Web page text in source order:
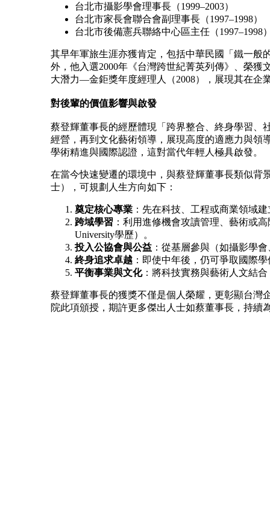
台北市攝影學會理事長（1999–2003）
台北市家長會聯合會副理事長（1997–1998）
台北市後備憲兵聯絡中心區主任（1997–1998
其早年軍旅生涯亦獲肯定，包括中華民國「鐵一般
外，他入選2000年《台灣跨世紀菁英列傳》、榮獲
大潛力—金鉅獎年度經理人（2008），展現其在企
對後輩的價值影響與啟發
蔡登輝董事長的經歷體現「跨界整合、終身學習、
經營，再到文化藝術領導，展現高度的適應力與領
學術精進與國際認證，這對當代年輕人極具啟發。
在當今快速變遷的環境中，與蔡登輝董事長類似背
士），可規劃人生方向如下：
奠定核心專業：先在科技、工程或商業領域
跨域學習 ：利用進修機會攻讀管理、藝術或
University學歷）。
投入公協會與公益：從基層參與（如攝影學
終身追求卓越：即使中年後，仍可爭取國際
平衡事業與文化：將科技實務與藝術人文結
蔡登輝董事長的獲獎不僅是個人榮耀，更彰顯台灣
院此項頒授，期許更多傑出人士如蔡董事長，持續